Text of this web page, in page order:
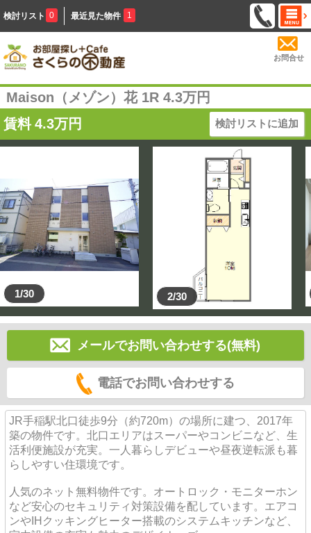
検討リスト 0 最近見た物件 1
お問合せ
Maison（メゾン）花 1R 4.3万円
賃料 4.3万円 検討リストに追加
1/30 2/30
メールでお問い合わせする(無料)
電話でお問い合わせする
JR手稲駅北口徒歩9分（約720m）の場所に建つ、2017年
築の物件です。北口エリアはスーパーやコンビニなど、生
活利便施設が充実。一人暮らしデビューや昼夜逆転派も暮
らしやすい住環境です。
人気のネット無料物件です。オートロック・モニターホン
など安心のセキュリティ対策設備を配しています。エアコ
ンやIHクッキングヒーター搭載のシステムキッチンなど、